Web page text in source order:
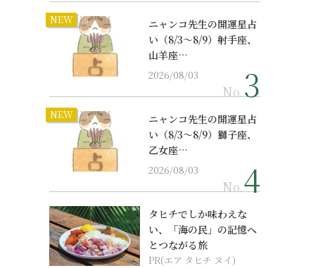
NEW
ニャンコ先生の開運星占
い（8/3～8/9）射手座、
山羊座…
2026/08/03
No.
NEW
ニャンコ先生の開運星占
い（8/3～8/9）獅子座、
乙女座…
2026/08/03
No.
タヒチでしか味わえな
い、「海の民」の記憶へ
とつながる旅
PR(エア タヒチ ヌイ)